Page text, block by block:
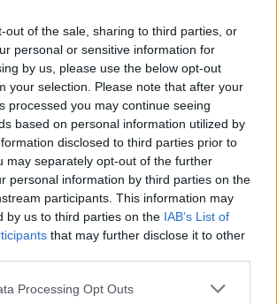
out of the sale, sharing to third parties, or
personal or sensitive information for
by us, please use the below opt-out
your selection. Please note that after your
processed you may continue seeing
based on personal information utilized by
disclosed to third parties prior to
may separately opt-out of the further
personal information by third parties on the
participants. This information may
by us to third parties on the IAB’s List of
that may further disclose it to other
Processing Opt Outs